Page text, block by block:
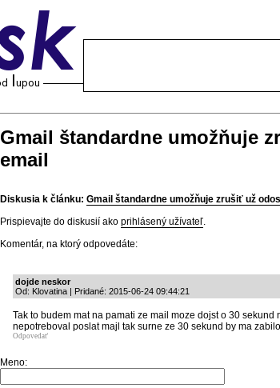
Gmail štandardne umožňuje
email
Diskusia k článku: Gmail štandardne umožňuje zrušiť už
Prispievajte do diskusií ako prihlásený užívateľ.
Komentár, na ktorý odpovedáte:
dojde neskor
Od: Klovatina | Pridané: 2015-06-24 09:44:21
Tak to budem mat na pamati ze mail moze dojst o 30 sekund
nepotreboval poslat majl tak surne ze 30 sekund by ma zabilo
Odpovedať
Meno: